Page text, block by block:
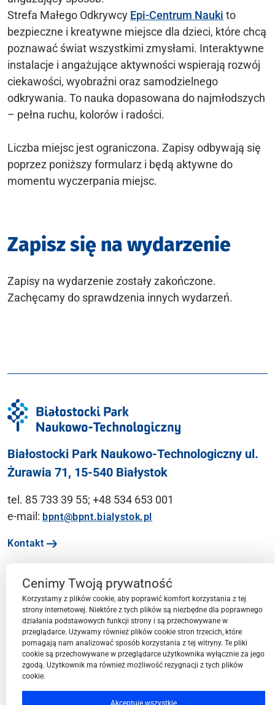
Strefa Małego Odkrywcy Epi-Centrum Nauki to
bezpieczne i kreatywne miejsce dla dzieci, które chcą
poznawać świat wszystkimi zmysłami. Interaktywne
instalacje i angażujące aktywności wspierają rozwój
ciekawości, wyobraźni oraz samodzielnego
odkrywania. To nauka dopasowana do najmłodszych
– pełna ruchu, kolorów i radości.
Liczba miejsc jest ograniczona. Zapisy odbywają się
poprzez poniższy formularz i będą aktywne do
momentu wyczerpania miejsc.
Zapisz się na wydarzenie
Zapisy na wydarzenie zostały zakończone.
Zachęcamy do sprawdzenia innych wydarzeń.
Białostocki Park Naukowo-Technologiczny ul.
Żurawia 71, 15-540 Białystok
tel. 85 733 39 55; +48 534 653 001
e-mail: bpnt@bpnt.bialystok.pl
Kontakt
Ważne linki
Menu
Przestrzeń BPN-T
Cenimy Twoją prywatność
Korzystamy z plików cookie, aby poprawić komfort korzystania z tej
strony internetowej. Niektóre z tych plików są niezbędne dla poprawnego
działania podstawowych funkcji strony i są przechowywane w
przeglądarce. Używamy również plików cookie stron trzecich, które
pomagają nam analizować sposób korzystania z tej witryny. Te pliki
cookie są przechowywane w przeglądarce użytkownika wyłącznie za jego
zgodą. Użytkownik ma również możliwość rezygnacji z tych plików
cookie.
Akceptuję wszystkie